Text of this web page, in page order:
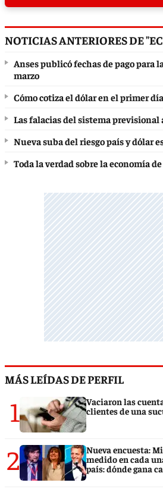
NOTICIAS ANTERIORES DE
Anses publicó fechas de pago para
marzo
Cómo cotiza el dólar en el primer
Las falacias del sistema
Nueva suba del riesgo país y dólar
Toda la verdad sobre la economía
MÁS LEÍDAS DE PERFIL
1
Vaciaron las
clientes de una
2
Nueva encuesta:
medido en cada
país: dónde gana